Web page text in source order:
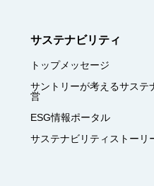
サステナビリティ
トップメッセージ
サントリーが考えるサステ
営
ESG情報ポータル
サステナビリティストーリ